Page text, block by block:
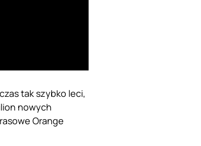
tak szybko leci,
nowych
Orange